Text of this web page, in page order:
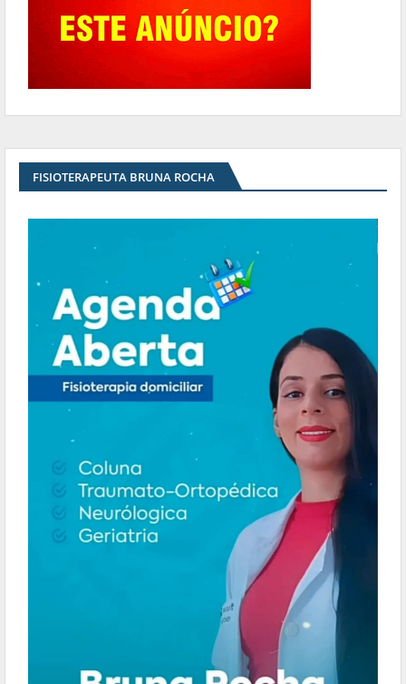
FISIOTERAPEUTA BRUNA ROCHA